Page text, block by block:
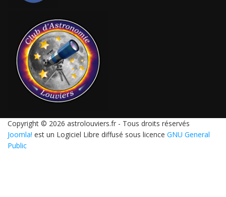
Copyright © 2026 astrolouviers.fr - Tous droits réservés
Joomla! est un Logiciel Libre diffusé sous licence GNU General
Public